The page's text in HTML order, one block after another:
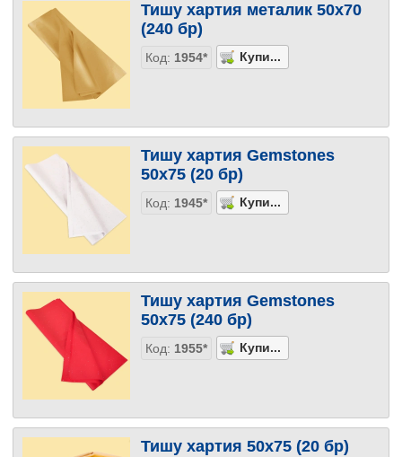
Тишу хартия металик 50х70
(240 бр)
Код: 1954*
Тишу хартия Gemstones
50х75 (20 бр)
Код: 1945*
Тишу хартия Gemstones
50х75 (240 бр)
Код: 1955*
Тишу хартия 50х75 (20 бр)